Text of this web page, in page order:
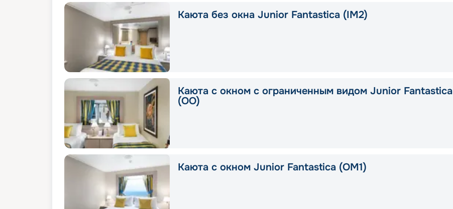
Каюта без окна Junior Fantastica (IM2)
Каюта с окном с ограниченным видом Junior Fantastica
(OO)
Каюта с окном Junior Fantastica (OM1)